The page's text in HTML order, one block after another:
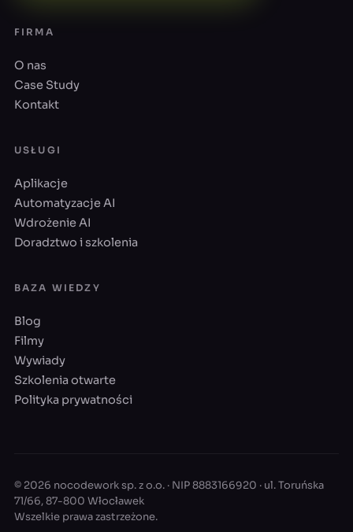
FIRMA
O nas
Case Study
Kontakt
USŁUGI
Aplikacje
Automatyzacje AI
Wdrożenie AI
Doradztwo i szkolenia
BAZA WIEDZY
Blog
Filmy
Wywiady
Szkolenia otwarte
Polityka prywatności
© 2026 nocodework sp. z o.o. · NIP 8883166920 · ul. Toruńska
71/66, 87-800 Włocławek
Wszelkie prawa zastrzeżone.